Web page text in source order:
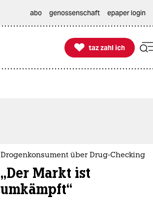
abo genossenschaft epaper login

taz zahl ich
taz zahl ich
Drogenkonsument über Drug-Checking
„Der Markt ist
umkämpft“